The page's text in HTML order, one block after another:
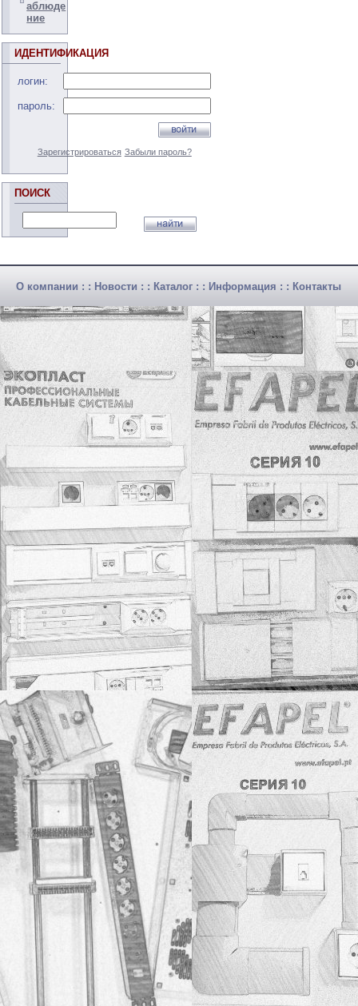
аблюде
ние
ИДЕНТИФИКАЦИЯ
логин:
пароль:
Зарегистрироваться Забыли пароль?
ПОИСК
О компании : : Новости : : Каталог : : Информация : : Контакты